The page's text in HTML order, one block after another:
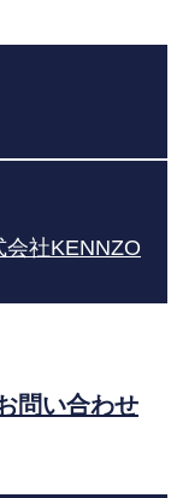
問い合わせ
会社KENNZO